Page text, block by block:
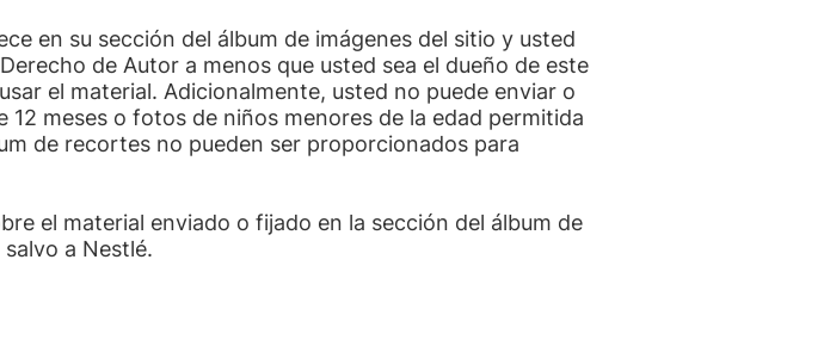
en su sección del álbum de imágenes del sitio y usted
de Autor a menos que usted sea el dueño de este
el material. Adicionalmente, usted no puede enviar o
meses o fotos de niños menores de la edad permitida
de recortes no pueden ser proporcionados para
el material enviado o fijado en la sección del álbum de
a Nestlé.